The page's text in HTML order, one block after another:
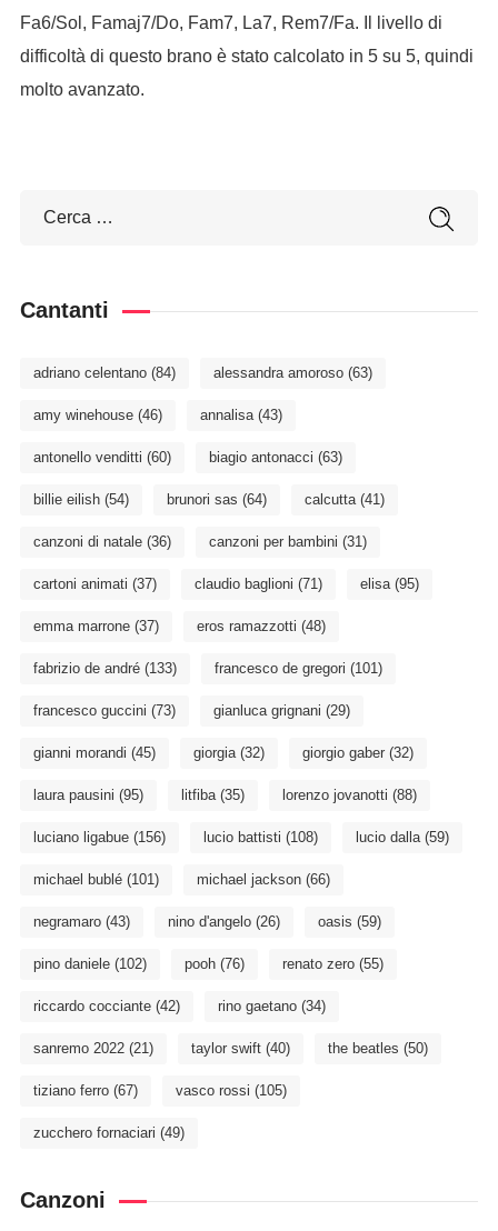
Fa6/Sol, Famaj7/Do, Fam7, La7, Rem7/Fa. Il livello di
difficoltà di questo brano è stato calcolato in 5 su 5, quindi
molto avanzato.
Cantanti
adriano celentano(84) alessandra amoroso(63)
amy winehouse(46) annalisa(43)
antonello venditti (60) biagio antonacci (63)
billie eilish(54) brunori sas (64) calcutta(41)
canzoni di natale(36) canzoni per bambini (31)
cartoni animati (37) claudio baglioni (71) elisa(95)
emma marrone(37) eros ramazzotti (48)
fabrizio de andré(133) francesco de gregori (101)
francesco guccini (73) gianluca grignani (29)
gianni morandi (45) giorgia(32) giorgio gaber(32)
laura pausini (95) litfiba(35) lorenzo jovanotti (88)
luciano ligabue(156) lucio battisti (108) lucio dalla(59)
michael bublé(101) michael jackson(66)
negramaro(43) nino d'angelo(26) oasis (59)
pino daniele(102) pooh(76) renato zero(55)
riccardo cocciante(42) rino gaetano(34)
sanremo 2022(21) taylor swift(40) the beatles (50)
tiziano ferro(67) vasco rossi (105)
zucchero fornaciari (49)
Canzoni